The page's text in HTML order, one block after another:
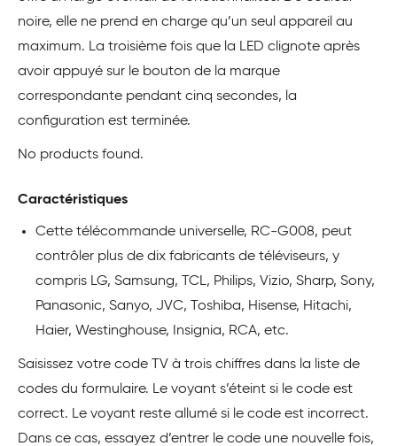
noire, elle ne prend en charge qu’un seul appareil au
maximum. La troisième fois que la LED clignote après
avoir appuyé sur le bouton de la marque
correspondante pendant cinq secondes, la
configuration est terminée.
No products found.
Caractéristiques
Cette télécommande universelle, RC-G008, peut
contrôler plus de dix fabricants de téléviseurs, y
compris LG, Samsung, TCL, Philips, Vizio, Sharp, Sony,
Panasonic, Sanyo, JVC, Toshiba, Hisense, Hitachi,
Haier, Westinghouse, Insignia, RCA, etc.
Saisissez votre code TV à trois chiffres dans la liste de
codes du formulaire. Le voyant s’éteint si le code est
correct. Le voyant reste allumé si le code est incorrect.
Dans ce cas, essayez d’entrer le code une nouvelle fois,